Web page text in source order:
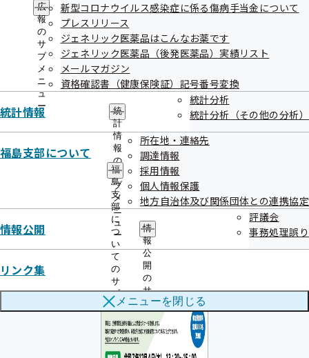
広
報
の
サ
ブ
メ
ニ
ュ
ー
新型コロナウイルス感染症に係る傷病手当金について
プレスリリース
ジェネリック医薬品はこんなお薬です
ジェネリック医薬品（後発医薬品）実績リスト
メールマガジン
資格確認書（健康保険証）記号番号変換
統計情報
統
計
情
報
の
サ
ブ
メ
ニ
ュ
ー
統計分析
統計分析（その他の分析）
福島支部について
福
島
支
部
に
つ
い
て
の
サ
ブ
メ
ニ
ュ
ー
所在地・連絡先
調達情報
採用情報
個人情報保護
地方自治体及び関係団体との連携協定
情報公開
情
報
公
開
の
サ
ブ
メ
ニ
ュ
ー
評議会
事務処理誤り
リンク集
メニューを閉じる
定員
200名（先着順）
講演内容
職場における禁煙対策 大和 浩 先生（産業医科大
学 健康開発化学研究室）
人生の最期から考えるタバコの害 西形 里絵 先生
（福島県立医科大学 医学部 法医学講座）